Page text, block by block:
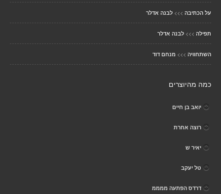
על הכתיבה >>> לבנה אדלר
תפילה >>> לבנה אדלר
השתחוויה >>> מנחם דוד
כמה מהיוצרים
יואב בן חיים
רוצה אחרת
יאיר ש
טל יעקב
דרדס הפתעה ממממ